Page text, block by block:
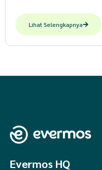
Lihat Selengkapnya
Evermos HQ